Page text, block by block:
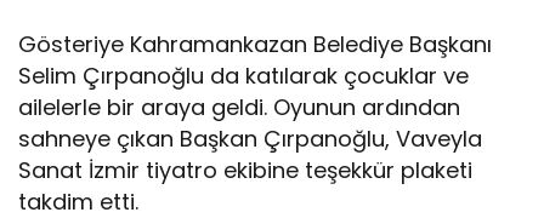
Gösteriye Kahramankazan Belediye Başkanı
Selim Çırpanoğlu da katılarak çocuklar ve
ailelerle bir araya geldi. Oyunun ardından
sahneye çıkan Başkan Çırpanoğlu, Vaveyla
Sanat İzmir tiyatro ekibine teşekkür plaketi
takdim etti.